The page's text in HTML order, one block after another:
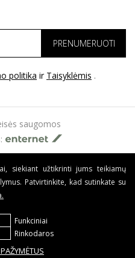
politika ir Taisyklėmis .
saugomos
siekiant užtikrinti jums teikiamų
Patvirtinkite, kad sutinkate su
.
Funkciniai
Rinkodaros